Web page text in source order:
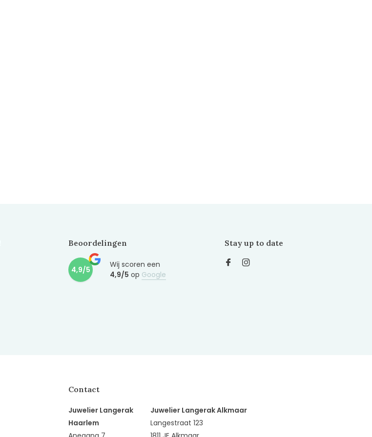
Beoordelingen
4,9/5
Wij scoren een
4,9/5 op Google
Stay up to date
Contact
Juwelier Langerak
Haarlem
Juwelier Langerak Alkmaar
Langestraat 123